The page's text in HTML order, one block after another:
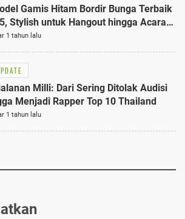
Gamis Hitam Bordir Bunga Terbaik
Stylish untuk Hangout hingga Acara
Formal
1 tahun lalu
Milli: Dari Sering Ditolak Audisi
Menjadi Rapper Top 10 Thailand
1 tahun lalu